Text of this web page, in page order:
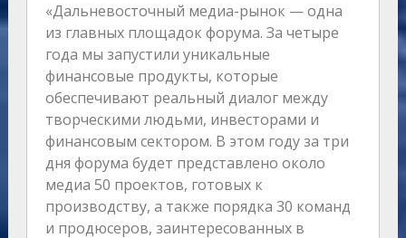
«Дальневосточный медиа-рынок — одна
из главных площадок форума. За четыре
года мы запустили уникальные
финансовые продукты, которые
обеспечивают реальный диалог между
творческими людьми, инвесторами и
финансовым сектором. В этом году за три
дня форума будет представлено около
медиа 50 проектов, готовых к
производству, а также порядка 30 команд
и продюсеров, заинтересованных в